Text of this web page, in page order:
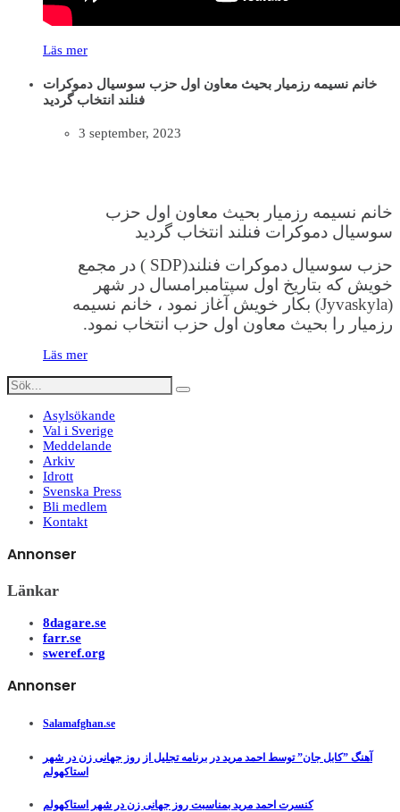
Läs mer
خانم نسیمه رزمیار بحیث معاون اول حزب سوسیال دموکرات
فنلند انتخاب گردید
3 september, 2023
خانم نسیمه رزمیار بحیث معاون اول حزب
سوسیال دموکرات فنلند انتخاب گردید
حزب سوسیال دموکرات فنلند(SDP ) در مجمع
خویش که بتاریخ اول سپتامبرامسال در شهر
(Jyvaskyla) بکار خویش آغاز نمود ، خانم نسیمه
رزمیار را بحیث معاون اول حزب انتخاب نمود.
Läs mer
Asylsökande
Val i Sverige
Meddelande
Arkiv
Idrott
Svenska Press
Bli medlem
Kontakt
Annonser
Länkar
8dagare.se
farr.se
sweref.org
Annonser
Salamafghan.se
آهنگ ”کابل جان” توسط احمد مرید در برنامه تجلیل از روز جهانی زن در شهر
استاکهولم
کنسرت احمد مرید بمناسبت روز جهانی زن در شهر استاکهولم